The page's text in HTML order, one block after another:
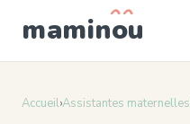
maminou
Accueil›Assistantes maternelles